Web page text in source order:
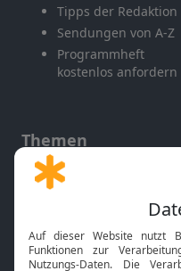
Tipps der Redaktion
Sendungen von A-Z
Programmheft
kostenlos anfordern
Themen
Gott und Bibel erklärt
Neuigkeiten